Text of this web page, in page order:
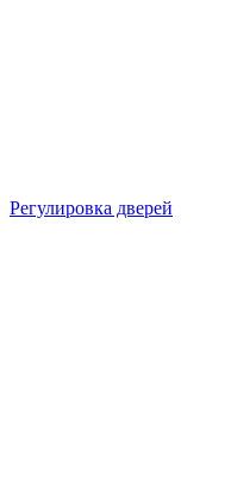
Регулировка дверей